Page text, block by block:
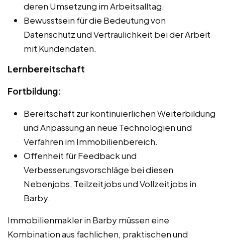
deren Umsetzung im Arbeitsalltag.
Bewusstsein für die Bedeutung von
Datenschutz und Vertraulichkeit bei der Arbeit
mit Kundendaten.
Lernbereitschaft
Fortbildung:
Bereitschaft zur kontinuierlichen Weiterbildung
und Anpassung an neue Technologien und
Verfahren im Immobilienbereich.
Offenheit für Feedback und
Verbesserungsvorschläge bei diesen
Nebenjobs, Teilzeitjobs und Vollzeitjobs in
Barby.
Immobilienmakler in Barby müssen eine
Kombination aus fachlichen, praktischen und